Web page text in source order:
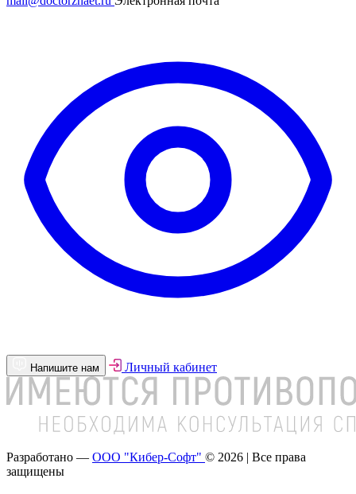
Напишите нам Личный кабинет
Разработано — ООО "Кибер-Софт" © 2026 | Все права
защищены